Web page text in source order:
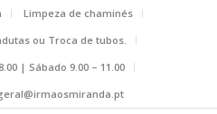
Limpeza de chaminés
ou Troca de tubos.
| Sábado 9.00 – 11.00
geral@irmaosmiranda.pt